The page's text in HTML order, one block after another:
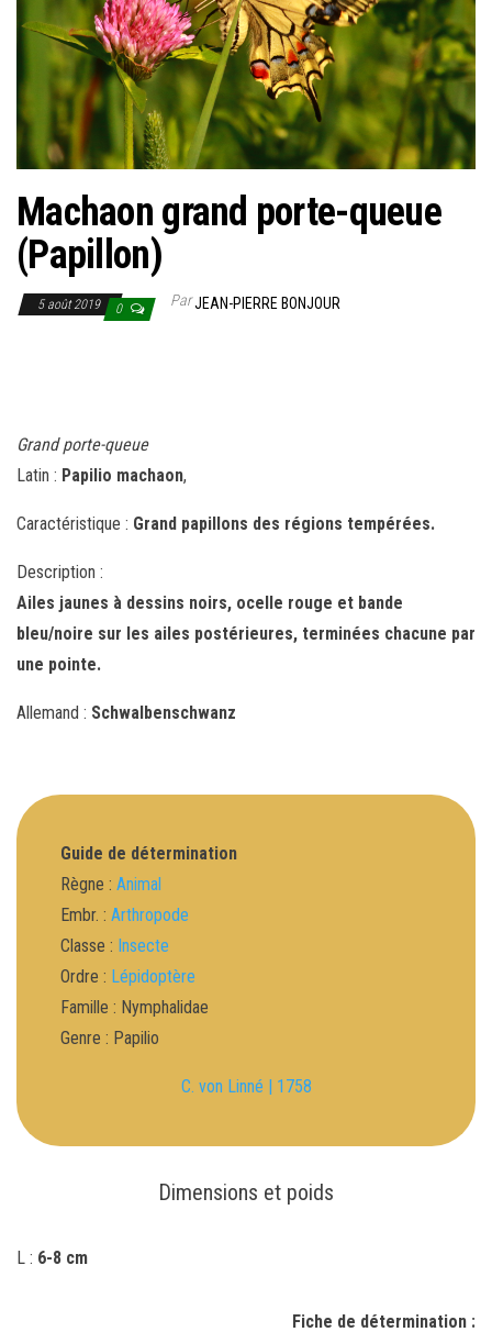
Machaon grand porte-queue
(Papillon)
5 août 2019 0 ParJEAN-PIERRE BONJOUR
Grand porte-queue
Latin : Papilio machaon,
Caractéristique : Grand papillons des régions tempérées.
Description :
Ailes jaunes à dessins noirs, ocelle rouge et bande
bleu/noire sur les ailes postérieures, terminées chacune par
une pointe.
Allemand : Schwalbenschwanz
Guide de détermination
Règne : Animal
Embr. : Arthropode
Classe : Insecte
Ordre : Lépidoptère
Famille : Nymphalidae
Genre : Papilio
C. von Linné | 1758
Dimensions et poids
L : 6-8 cm
Fiche de détermination :